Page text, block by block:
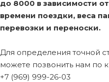
до 8000 в зависимости
времени поездки, веса
перевозки и переноски.
Для определения точной
можете позвонить нам по
+7 (969) 999-26-03